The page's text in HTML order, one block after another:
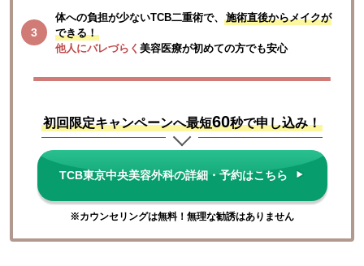
体への負担が少ないTCB二重術で、
施術直後からメイクが
できる！
他人にバレづらく 美容医療が初めての方でも安心
初回限定キャンペーンへ最短60秒で申し込み！
TCB東京中央美容外科の詳細・予約はこちら
※カウンセリングは無料！無理な勧誘はありません